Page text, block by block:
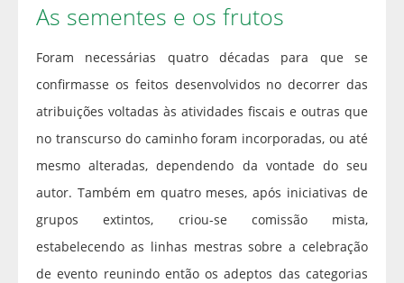
As sementes e os frutos
Foram necessárias quatro décadas para que se
confirmasse os feitos desenvolvidos no decorrer das
atribuições voltadas às atividades fiscais e outras que
no transcurso do caminho foram incorporadas, ou até
mesmo alteradas, dependendo da vontade do seu
autor. Também em quatro meses, após iniciativas de
grupos extintos, criou-se comissão mista,
estabelecendo as linhas mestras sobre a celebração
de evento reunindo então os adeptos das categorias